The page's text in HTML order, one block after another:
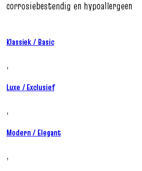
corrosiebestendig en hypoallergeen
Klassiek / Basic
,
Luxe / Exclusief
,
Modern / Elegant
,